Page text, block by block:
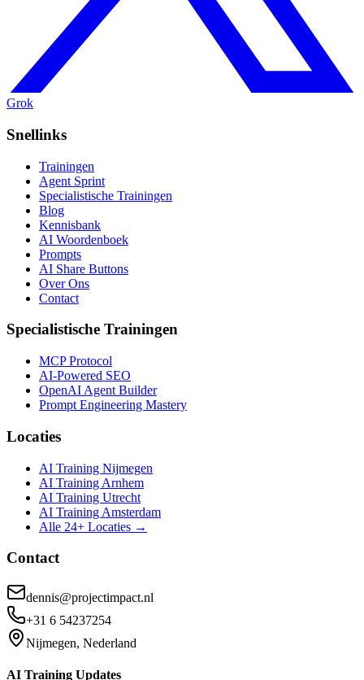
Grok
Snellinks
Trainingen
Agent Sprint
Specialistische Trainingen
Blog
Kennisbank
AI Woordenboek
Prompts
AI Share Buttons
Over Ons
Contact
Specialistische Trainingen
MCP Protocol
AI-Powered SEO
OpenAI Agent Builder
Prompt Engineering Mastery
Locaties
AI Training Nijmegen
AI Training Arnhem
AI Training Utrecht
AI Training Amsterdam
Alle 24+ Locaties →
Contact
dennis@projectimpact.nl
+31 6 54237254
Nijmegen, Nederland
AI Training Updates